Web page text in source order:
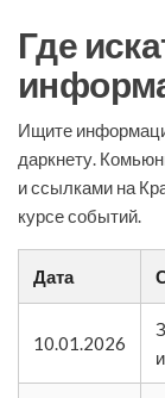
Где
Ищите
даркнету.
и ссылками на
курсе событий.
Дата
10.01.2026